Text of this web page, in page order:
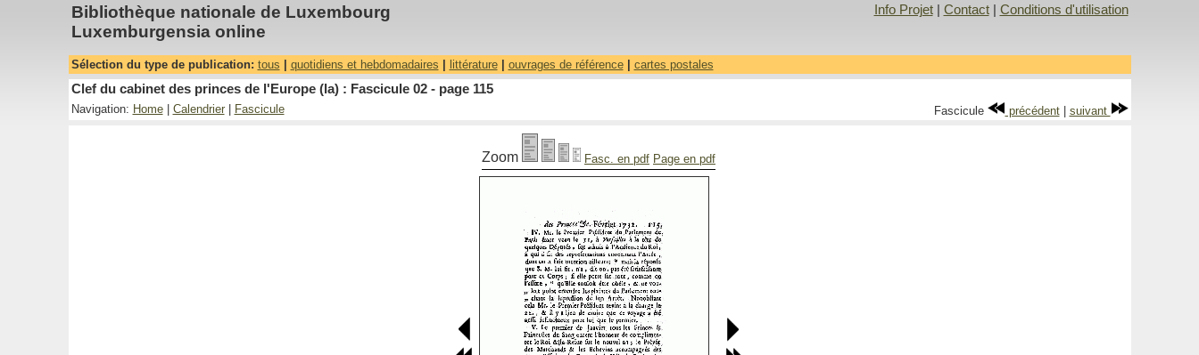
Bibliothèque nationale de Luxembourg
Luxemburgensia online
Info Projet| Contact| Conditions d'utilisation
Sélection du type de publication: tous quotidiens et hebdomadaires littérature| ouvrages de référence| cartes postales
Clef du cabinet des princes de l'Europe (la) : Fascicule 02 - page 115
Navigation: Home| Calendrier| Fascicule Fascicule précédent| suivant
Zoom Fasc. en pdf Page en pdf